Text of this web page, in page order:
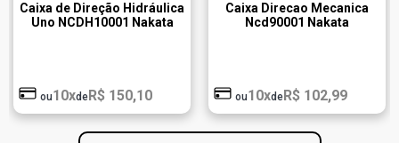
Caixa de Direção Hidráulica
Uno NCDH10001 Nakata
ou10xdeR$ 150,10
Caixa Direcao Mecanica
Ncd90001 Nakata
ou10xdeR$ 102,99